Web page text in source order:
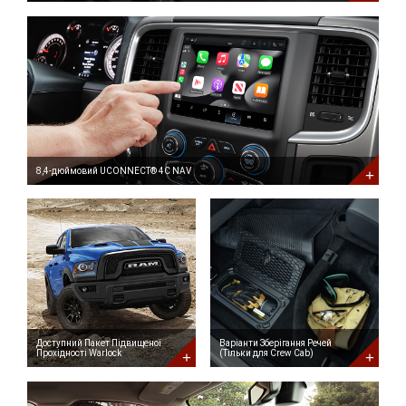
дюймовий
UCONNECT®
4C
NAV
DISCOVER
MORE
8,4-дюймовий UCONNECT® 4C NAV
Доступний
Пакет
Підвищеної
Прохідності
Warlock
Доступний Пакет Підвищеної
Прохідності Warlock
Варіанти
Зберігання
Речей
(Тільки
Crew
Cab)
DISCOVER
MORE
Варіанти Зберігання Речей
(Тільки для Crew Cab)
Камера